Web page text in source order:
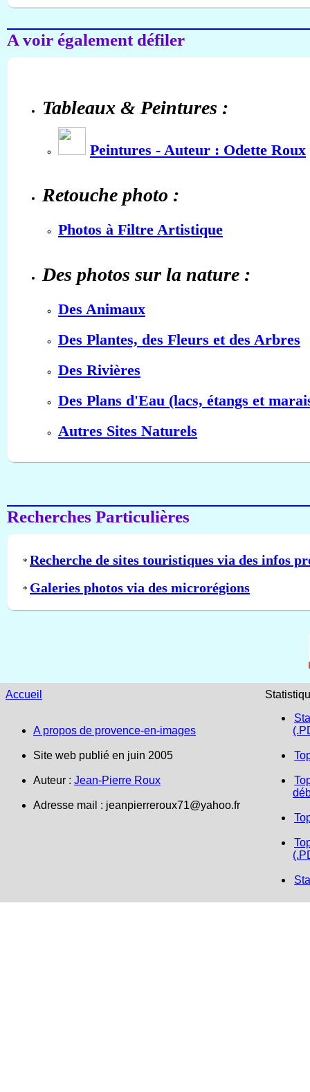
A voir également défiler
Tableaux & Peintures :
Peintures - Auteur : Odette Roux
Retouche photo :
Photos à Filtre Artistique
Des photos sur la nature :
Des Animaux
Des Plantes, des Fleurs et des Arbres
Des Rivières
Des Plans d'Eau (lacs, étangs et
Autres Sites Naturels
Recherches Particulières
* Recherche de sites touristiques via des infos
* Galeries photos via des microrégions
Accueil
A propos de provence-en-images
Site web publié en juin 2005
Auteur : Jean-Pierre Roux
Adresse mail : jeanpierreroux71@yahoo.fr